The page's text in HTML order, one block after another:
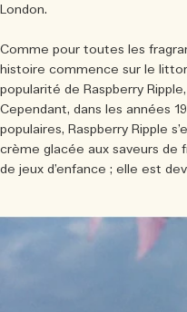
London.
Comme pour toutes les
histoire commence sur le
popularité de Raspberry
Cependant, dans les années
populaires, Raspberry Ripple
crème glacée aux saveurs de
de jeux d’enfance ; elle est